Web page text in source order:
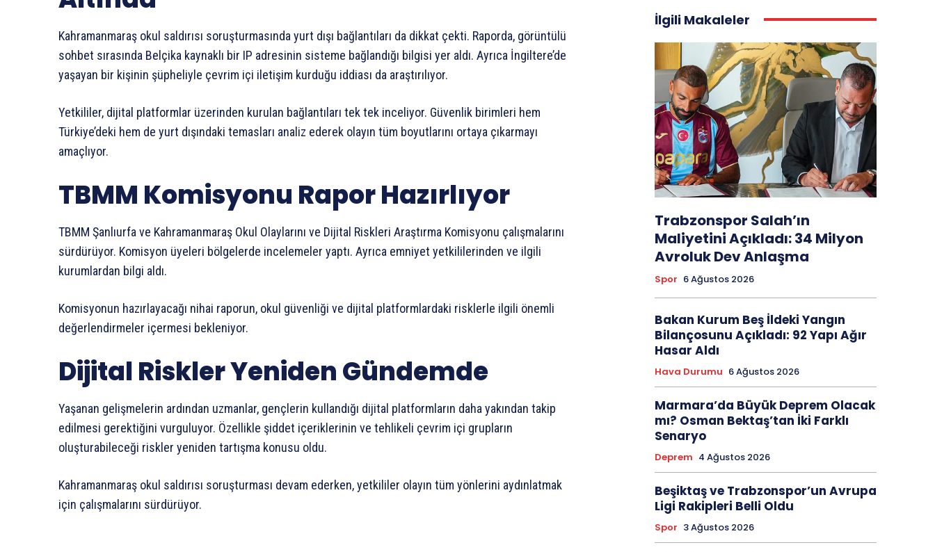
Kahramanmaraş okul saldırısı soruşturmasında yurt dışı bağlantıları da dikkat çekti. Raporda, görüntülü
sohbet sırasında Belçika kaynaklı bir IP adresinin sisteme bağlandığı bilgisi yer aldı. Ayrıca İngiltere’de
yaşayan bir kişinin şüpheliyle çevrim içi iletişim kurduğu iddiası da araştırılıyor.
Yetkililer, dijital platformlar üzerinden kurulan bağlantıları tek tek inceliyor. Güvenlik birimleri hem
Türkiye’deki hem de yurt dışındaki temasları analiz ederek olayın tüm boyutlarını ortaya çıkarmayı
amaçlıyor.
TBMM Komisyonu Rapor Hazırlıyor
TBMM Şanlıurfa ve Kahramanmaraş Okul Olaylarını ve Dijital Riskleri Araştırma Komisyonu çalışmalarını
sürdürüyor. Komisyon üyeleri bölgelerde incelemeler yaptı. Ayrıca emniyet yetkililerinden ve ilgili
kurumlardan bilgi aldı.
Komisyonun hazırlayacağı nihai raporun, okul güvenliği ve dijital platformlardaki risklerle ilgili önemli
değerlendirmeler içermesi bekleniyor.
Dijital Riskler Yeniden Gündemde
Yaşanan gelişmelerin ardından uzmanlar, gençlerin kullandığı dijital platformların daha yakından takip
edilmesi gerektiğini vurguluyor. Özellikle şiddet içeriklerinin ve tehlikeli çevrim içi grupların
oluşturabileceği riskler yeniden tartışma konusu oldu.
Kahramanmaraş okul saldırısı soruşturması devam ederken, yetkililer olayın tüm yönlerini aydınlatmak
için çalışmalarını sürdürüyor.
İlgili Makaleler
Trabzonspor Salah’ın
Maliyetini Açıkladı: 34 Milyon
Avroluk Dev Anlaşma
Spor 6 Ağustos 2026
Bakan Kurum Beş İldeki Yangın
Bilançosunu Açıkladı: 92 Yapı Ağır
Hasar Aldı
Hava Durumu 6 Ağustos 2026
Marmara’da Büyük Deprem Olacak
mı? Osman Bektaş’tan İki Farklı
Senaryo
Deprem 4 Ağustos 2026
Beşiktaş ve Trabzonspor’un Avrupa
Ligi Rakipleri Belli Oldu
Spor 3 Ağustos 2026